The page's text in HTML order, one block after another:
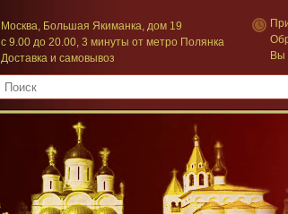
Москва, Большая Якиманка, дом 19
c 9.00 до 20.00, 3 минуты от метро Полянка
Доставка и самовывоз
Вы